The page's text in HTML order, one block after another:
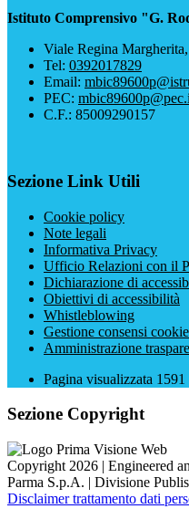
Istituto Comprensivo "G.
Viale Regina
Tel: 0392017829
Email:
PEC:
C.F.: 85009290157
Sezione Link Utili
Cookie policy
Note legali
Informativa Privacy
Ufficio Relazioni con il
Dichiarazione di
Obiettivi di accessibilità
Whistleblowing
Gestione consensi cookie
Amministrazione
Pagina visualizzata 1591
Sezione Copyright
Copyright 2026 | Engineered
Parma S.p.A. | Divisione
Disclaimer trattamento dati